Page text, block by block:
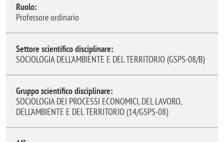
Ruolo:
Professore ordinario
Settore scientifico disciplinare:
SOCIOLOGIA DELL'AMBIENTE E DEL TERRITORIO (GSPS-08/B)
Gruppo scientifico disciplinare:
SOCIOLOGIA DEI PROCESSI ECONOMICI, DEL LAVORO,
DELL'AMBIENTE E DEL TERRITORIO (14/GSPS-08)